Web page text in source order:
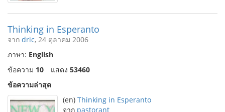
Thinking in Esperanto
จาก dric, 24 ตุลาคม 2006
ภาษา: English
ข้อความ 10 แสดง 53460
ข้อความล่าสุด
(en) Thinking in Esperanto
จาก pastorant